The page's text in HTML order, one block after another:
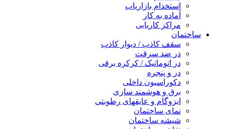
استخدام بازاریاب
آماده به کار
مراکز کاریابی
ساختمان
سقف کاذب / دیوار کاذب
در ضد سرقت
در اتوماتیک / کرکره برقی
در و پنجره
دکوراسیون داخلی
برق و هوشمند سازی
ایزوگام و عایقهای رطوبتی
نمای ساختمان
شیشه ساختمان